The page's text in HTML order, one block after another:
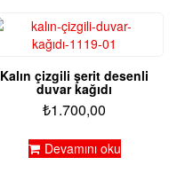
Kalın çizgili şerit desenli
duvar kağıdı
₺1.700,00
Devamını oku